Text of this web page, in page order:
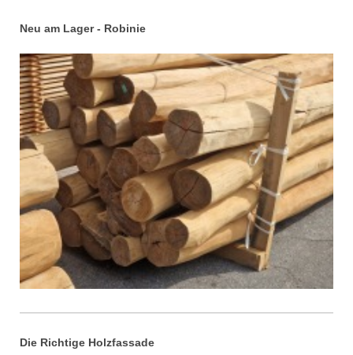
Neu am Lager - Robinie
Die Richtige Holzfassade